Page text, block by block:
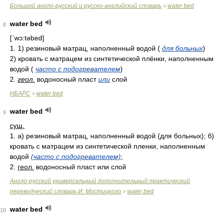
Большой англо-русский и русско-английский словарь > water bed
8
water bed
[ʹwɔ:təbed]
1. 1) резиновый матрац, наполненный водой ( для больных)
2) кровать с матрацем из синтетической плёнки, наполненным
водой ( часто с подогревателем)
2. геол. водоносный пластили слой
НБАРС > water bed
9
water bed
сущ.
1. а) резиновый матрац, наполненный водой (для больных); б)
кровать с матрацем из синтетической пленки, наполненным
водой (часто с подогревателем);
2. геол. водоносный пласт или слой
Англо-русский универсальный дополнительный практический
переводческий словарь И. Мостицкого > water bed
10
water bed